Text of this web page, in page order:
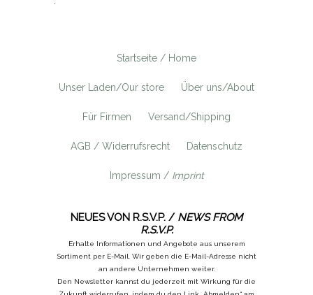
Startseite / Home
Unser Laden/Our store Über uns/About
Für Firmen Versand/Shipping
AGB / Widerrufsrecht Datenschutz
Impressum / Imprint
NEUES VON R.S.V.P. / NEWS FROM
R.S.V.P.
Erhalte Informationen und Angebote aus unserem
Sortiment per E-Mail. Wir geben die E-Mail-Adresse nicht
an andere Unternehmen weiter.
Den Newsletter kannst du jederzeit mit Wirkung für die